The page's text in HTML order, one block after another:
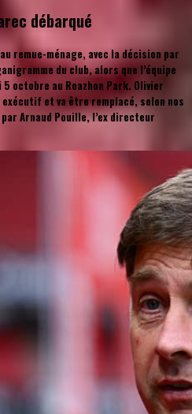
débarqué
remue-ménage, avec la décision par
du club, alors que l’équipe
octobre au Roazhon Park. Olivier
et va être remplacé, selon nos
Arnaud Pouille, l’ex directeur